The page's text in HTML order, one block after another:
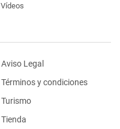
Vídeos
Aviso Legal
Términos y condiciones
Turismo
Tienda